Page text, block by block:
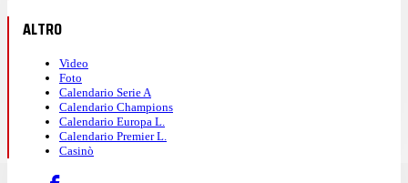
ALTRO
Video
Foto
Calendario Serie A
Calendario Champions
Calendario Europa L.
Calendario Premier L.
Casinò